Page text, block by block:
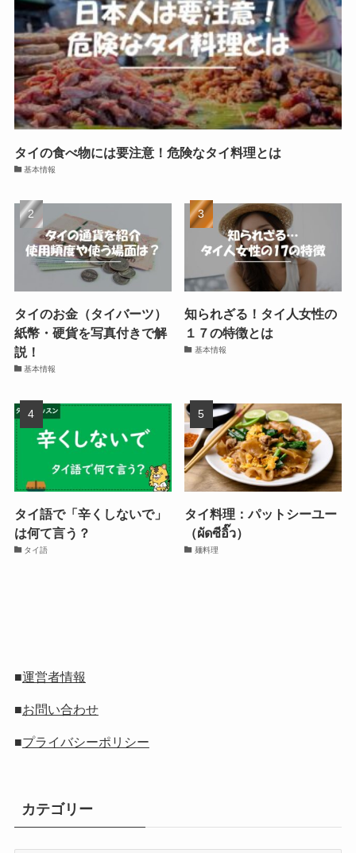
タイの食べ物には要注意！危険なタイ料理とは
基本情報
タイのお金（タイバーツ）
紙幣・硬貨を写真付きで解
説！
基本情報
知られざる！タイ人女性の
１７の特徴とは
基本情報
タイ語で「辛くしないで」
は何て言う？
タイ語
タイ料理：パットシーユー
（ผัดซีอิ๊ว）
麺料理
■運営者情報
■お問い合わせ
■プライバシーポリシー
カテゴリー